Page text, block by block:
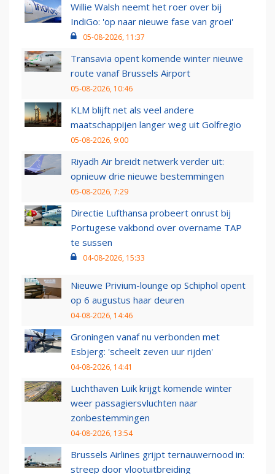
Willie Walsh neemt het roer over bij
IndiGo: 'op naar nieuwe fase van groei'
05-08-2026, 11:37
Transavia opent komende winter nieuwe
route vanaf Brussels Airport
05-08-2026, 10:46
KLM blijft net als veel andere
maatschappijen langer weg uit Golfregio
05-08-2026, 9:00
Riyadh Air breidt netwerk verder uit:
opnieuw drie nieuwe bestemmingen
05-08-2026, 7:29
Directie Lufthansa probeert onrust bij
Portugese vakbond over overname TAP
te sussen
04-08-2026, 15:33
Nieuwe Privium-lounge op Schiphol opent
op 6 augustus haar deuren
04-08-2026, 14:46
Groningen vanaf nu verbonden met
Esbjerg: 'scheelt zeven uur rijden'
04-08-2026, 14:41
Luchthaven Luik krijgt komende winter
weer passagiersvluchten naar
zonbestemmingen
04-08-2026, 13:54
Brussels Airlines grijpt ternauwernood in:
streep door vlootuitbreiding